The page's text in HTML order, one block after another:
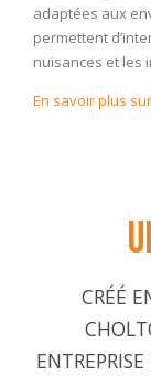
adaptées aux
permettent
nuisances et les
En savoir plus
CRÉÉ